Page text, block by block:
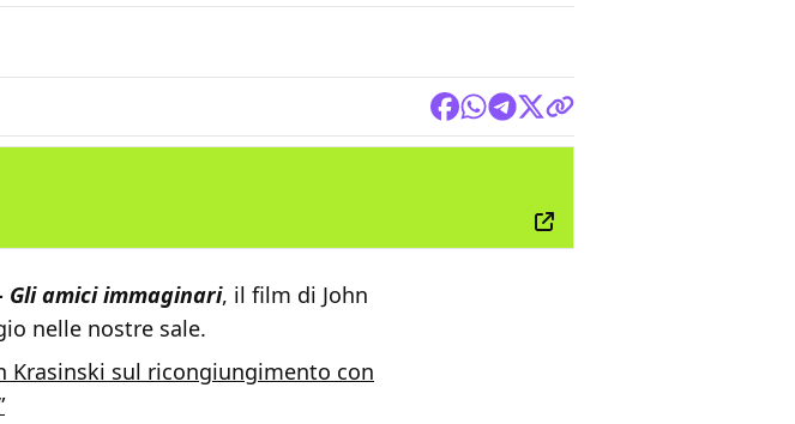
Gli amici immaginari, il film di John
nelle nostre sale.
Krasinski sul ricongiungimento con